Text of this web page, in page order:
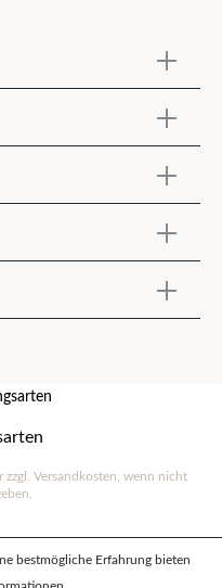
Versandkosten , wenn nicht
bestmögliche Erfahrung bieten